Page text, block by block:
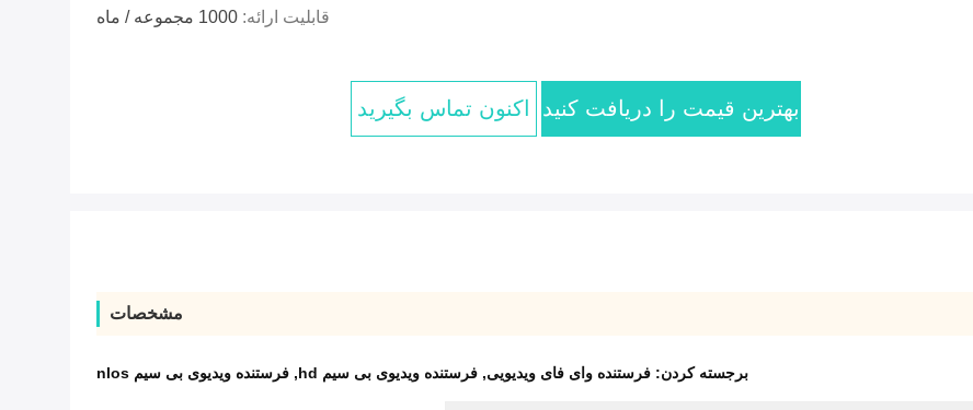
قابلیت ارائه: 1000 مجموعه / ماه
بهترین قیمت را دریافت کنید اکنون تماس بگیرید
مشخصات
برجسته کردن: فرستنده وای فای ویدیویی, فرستنده ویدیوی بی سیم hd , فرستنده ویدیوی بی سیم nlos